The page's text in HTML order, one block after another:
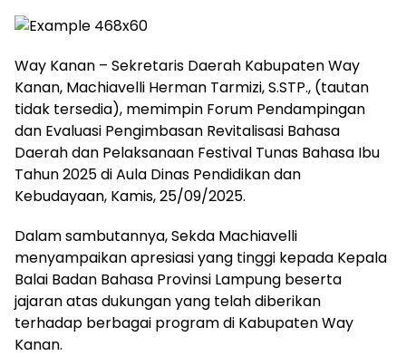
Way Kanan – Sekretaris Daerah Kabupaten Way
Kanan, Machiavelli Herman Tarmizi, S.STP., (tautan
tidak tersedia), memimpin Forum Pendampingan
dan Evaluasi Pengimbasan Revitalisasi Bahasa
Daerah dan Pelaksanaan Festival Tunas Bahasa Ibu
Tahun 2025 di Aula Dinas Pendidikan dan
Kebudayaan, Kamis, 25/09/2025.
Dalam sambutannya, Sekda Machiavelli
menyampaikan apresiasi yang tinggi kepada Kepala
Balai Badan Bahasa Provinsi Lampung beserta
jajaran atas dukungan yang telah diberikan
terhadap berbagai program di Kabupaten Way
Kanan.